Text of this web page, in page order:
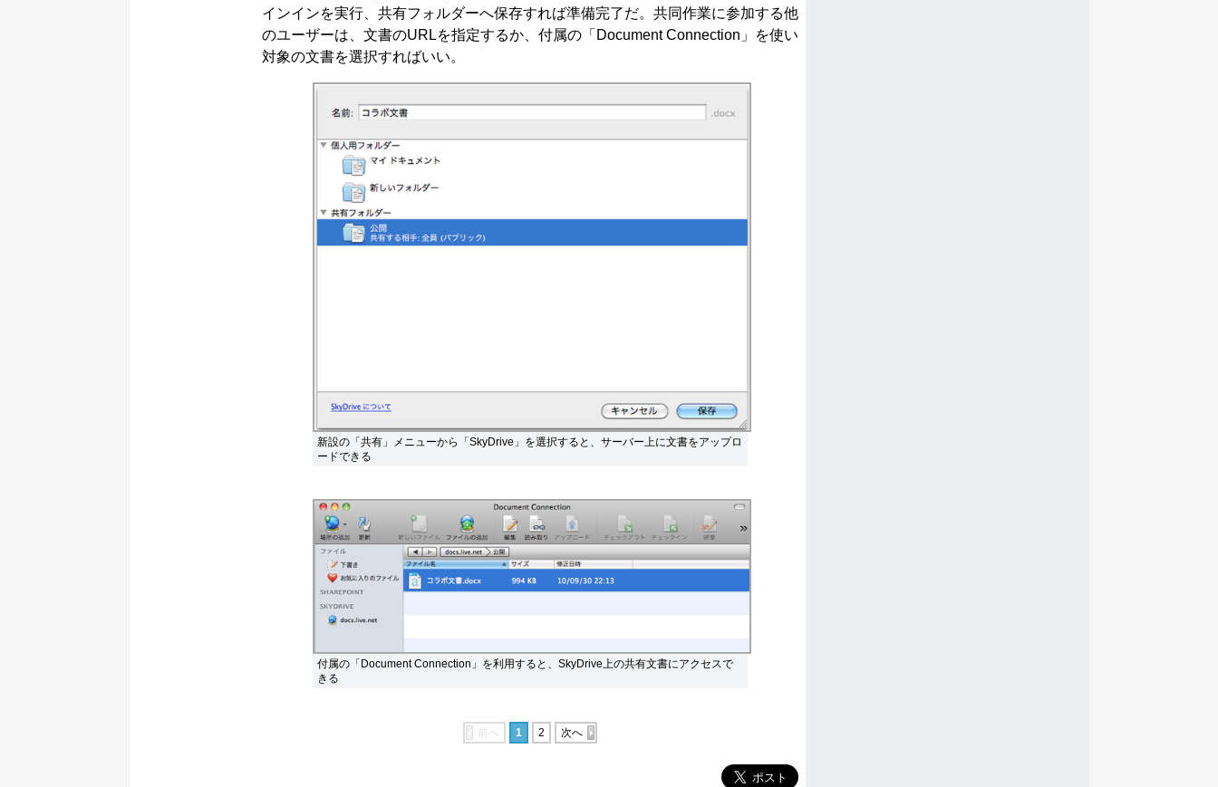
インインを実行、共有フォルダーへ保存すれば準備完了だ。共同作業に参加する他
のユーザーは、文書のURLを指定するか、付属の「Document Connection」を使い
対象の文書を選択すればいい。
新設の「共有」メニューから「SkyDrive」を選択すると、サーバー上に文書をアップロ
ードできる
付属の「Document Connection」を利用すると、SkyDrive上の共有文書にアクセスで
きる
前へ 1 2 次へ